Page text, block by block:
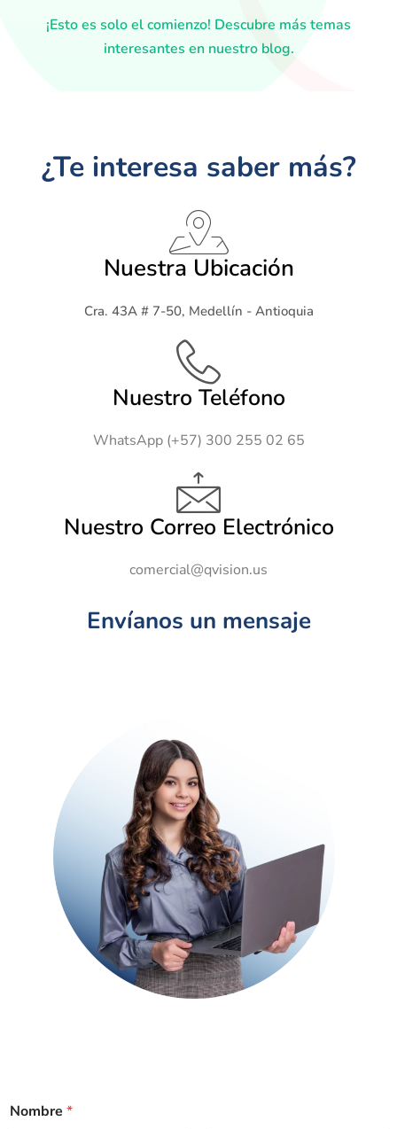
¡Esto es solo el comienzo! Descubre más temas
interesantes en nuestro blog.
¿Te interesa saber más?
Nuestra Ubicación
Cra. 43A # 7-50, Medellín - Antioquia
Nuestro Teléfono
WhatsApp (+57) 300 255 02 65
Nuestro Correo Electrónico
comercial@qvision.us
Envíanos un mensaje
Nombre *